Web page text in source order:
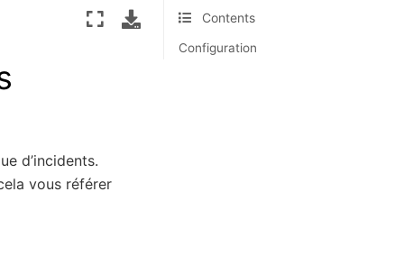
Contents
Configuration
d’incidents.
vous référer